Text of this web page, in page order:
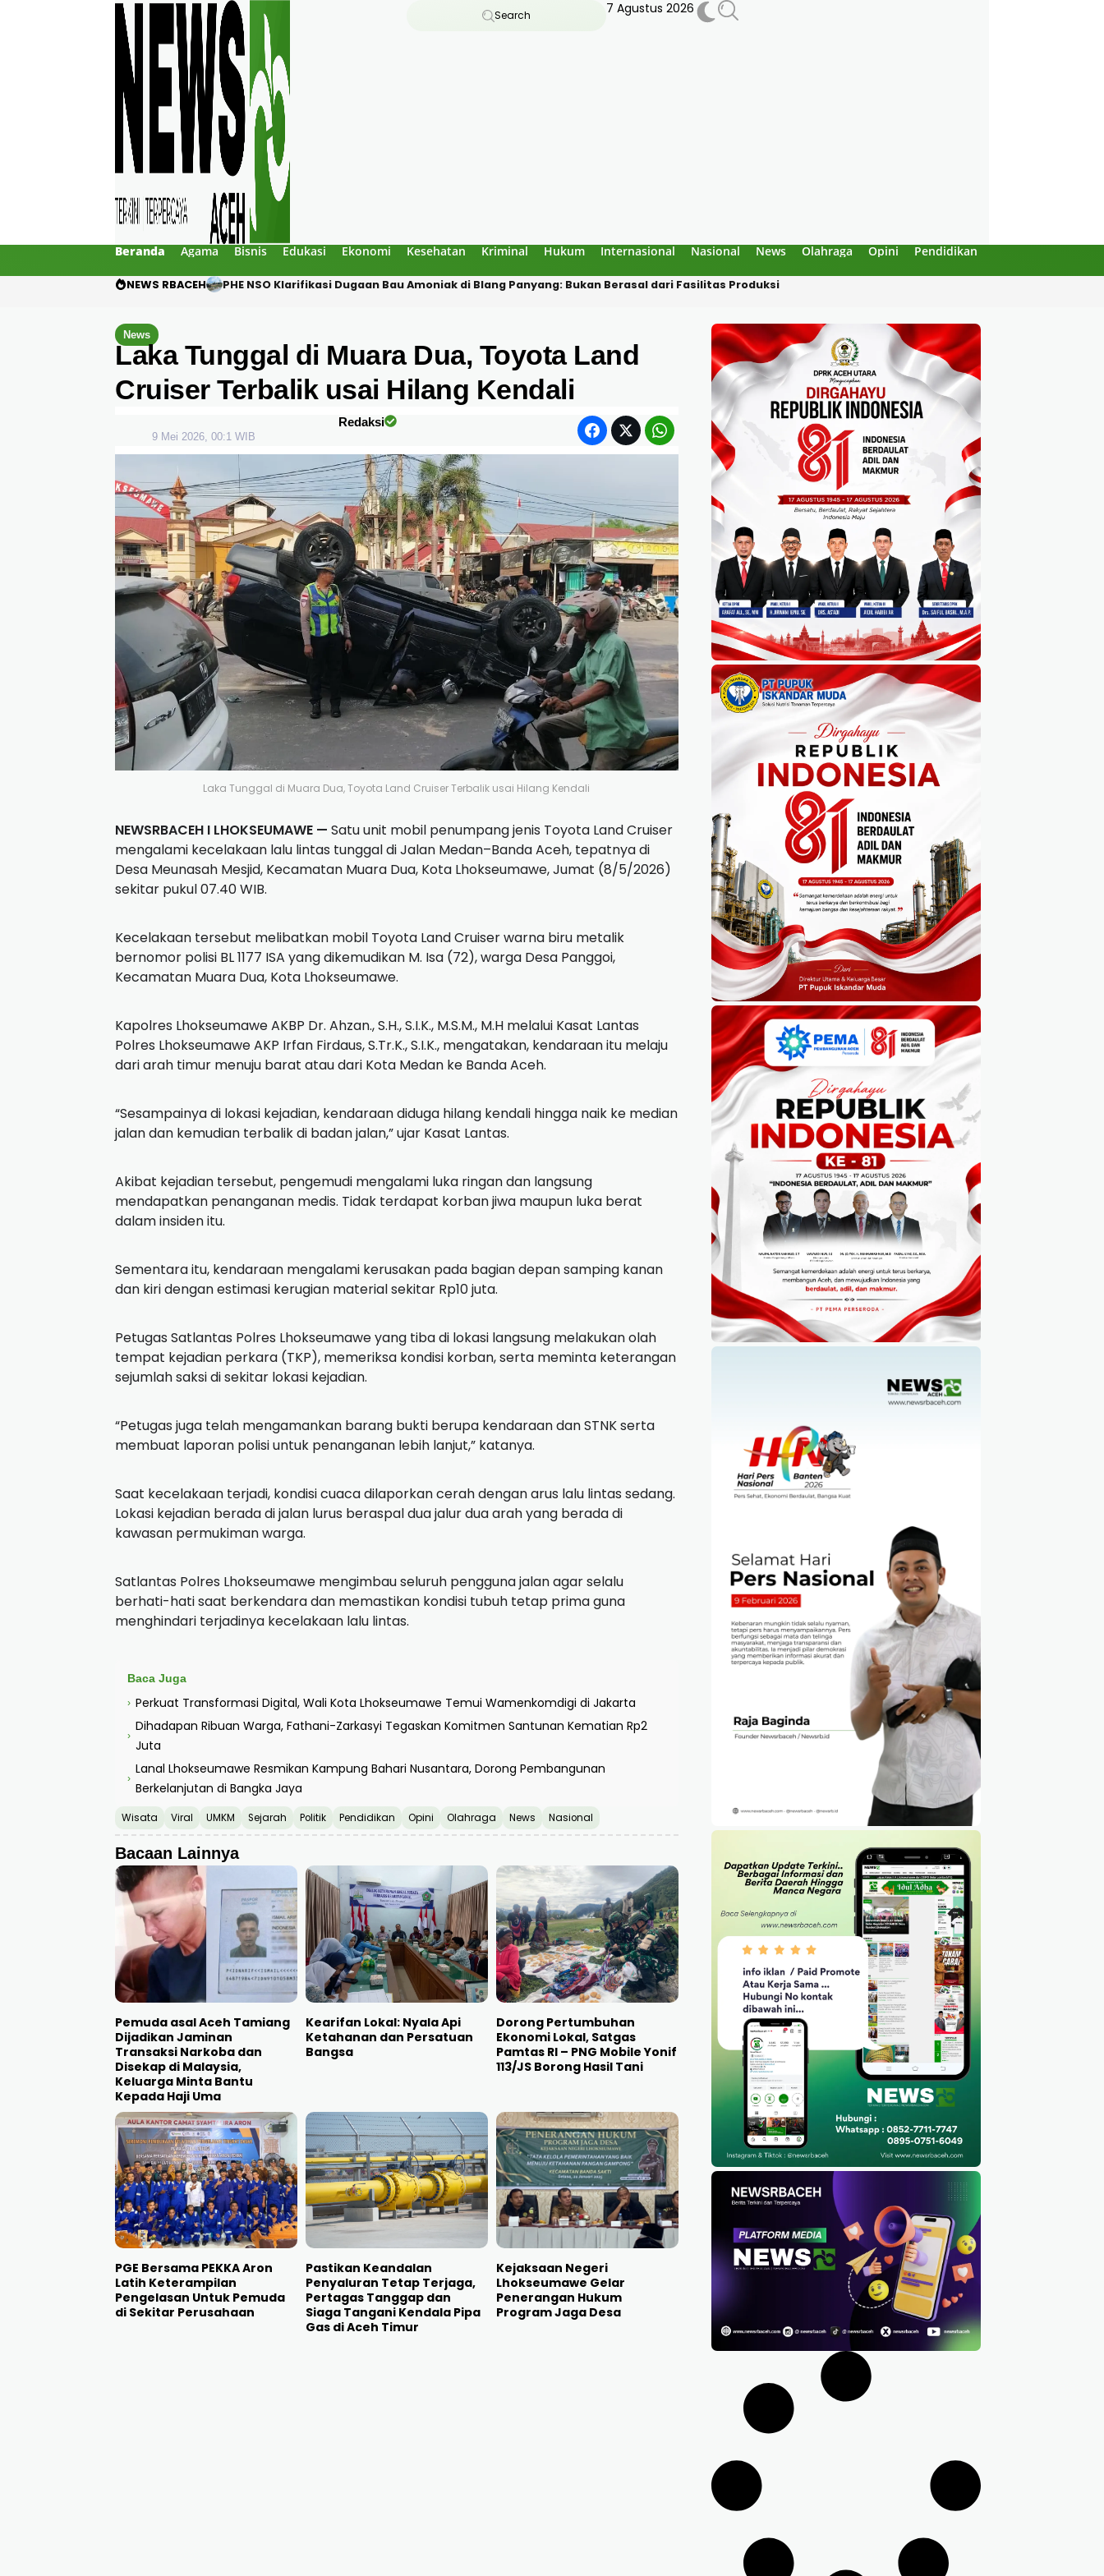
Search 7 Agustus 2026
Beranda Agama Bisnis Edukasi Ekonomi Kesehatan Kriminal Hukum Internasional Nasional News Olahraga Opini Pendidikan
NEWS RBACEH Motor Pelajar Hilang di Goa Jepang Lhokseumawe, Polisi Temukan Rangka yang Sudah Dipotong
News
Laka Tunggal di Muara Dua, Toyota Land
Cruiser Terbalik usai Hilang Kendali
Redaksi
9 Mei 2026, 00:1 WIB
Laka Tunggal di Muara Dua, Toyota Land Cruiser Terbalik usai Hilang Kendali
NEWSRBACEH I LHOKSEUMAWE — Satu unit mobil penumpang jenis Toyota Land Cruiser
mengalami kecelakaan lalu lintas tunggal di Jalan Medan–Banda Aceh, tepatnya di
Desa Meunasah Mesjid, Kecamatan Muara Dua, Kota Lhokseumawe, Jumat (8/5/2026)
sekitar pukul 07.40 WIB.
Kecelakaan tersebut melibatkan mobil Toyota Land Cruiser warna biru metalik
bernomor polisi BL 1177 ISA yang dikemudikan M. Isa (72), warga Desa Panggoi,
Kecamatan Muara Dua, Kota Lhokseumawe.
Kapolres Lhokseumawe AKBP Dr. Ahzan., S.H., S.I.K., M.S.M., M.H melalui Kasat Lantas
Polres Lhokseumawe AKP Irfan Firdaus, S.Tr.K., S.I.K., mengatakan, kendaraan itu melaju
dari arah timur menuju barat atau dari Kota Medan ke Banda Aceh.
“Sesampainya di lokasi kejadian, kendaraan diduga hilang kendali hingga naik ke median
jalan dan kemudian terbalik di badan jalan,” ujar Kasat Lantas.
Akibat kejadian tersebut, pengemudi mengalami luka ringan dan langsung
mendapatkan penanganan medis. Tidak terdapat korban jiwa maupun luka berat
dalam insiden itu.
Sementara itu, kendaraan mengalami kerusakan pada bagian depan samping kanan
dan kiri dengan estimasi kerugian material sekitar Rp10 juta.
Petugas Satlantas Polres Lhokseumawe yang tiba di lokasi langsung melakukan olah
tempat kejadian perkara (TKP), memeriksa kondisi korban, serta meminta keterangan
sejumlah saksi di sekitar lokasi kejadian.
“Petugas juga telah mengamankan barang bukti berupa kendaraan dan STNK serta
membuat laporan polisi untuk penanganan lebih lanjut,” katanya.
Saat kecelakaan terjadi, kondisi cuaca dilaporkan cerah dengan arus lalu lintas sedang.
Lokasi kejadian berada di jalan lurus beraspal dua jalur dua arah yang berada di
kawasan permukiman warga.
Satlantas Polres Lhokseumawe mengimbau seluruh pengguna jalan agar selalu
berhati-hati saat berkendara dan memastikan kondisi tubuh tetap prima guna
menghindari terjadinya kecelakaan lalu lintas.
Baca Juga
› Perkuat Transformasi Digital, Wali Kota Lhokseumawe Temui Wamenkomdigi di Jakarta
›
Dihadapan Ribuan Warga, Fathani-Zarkasyi Tegaskan Komitmen Santunan Kematian Rp2
Juta
›
Lanal Lhokseumawe Resmikan Kampung Bahari Nusantara, Dorong Pembangunan
Berkelanjutan di Bangka Jaya
Wisata Viral UMKM Sejarah Politik Pendidikan Opini Olahraga News Nasional
Bacaan Lainnya
Pemuda asal Aceh Tamiang
Dijadikan Jaminan
Transaksi Narkoba dan
Disekap di Malaysia,
Keluarga Minta Bantu
Kepada Haji Uma
Kearifan Lokal: Nyala Api
Ketahanan dan Persatuan
Bangsa
Dorong Pertumbuhan
Ekonomi Lokal, Satgas
Pamtas RI – PNG Mobile Yonif
113/JS Borong Hasil Tani
PGE Bersama PEKKA Aron
Latih Keterampilan
Pengelasan Untuk Pemuda
di Sekitar Perusahaan
Pastikan Keandalan
Penyaluran Tetap Terjaga,
Pertagas Tanggap dan
Siaga Tangani Kendala Pipa
Gas di Aceh Timur
Kejaksaan Negeri
Lhokseumawe Gelar
Penerangan Hukum
Program Jaga Desa